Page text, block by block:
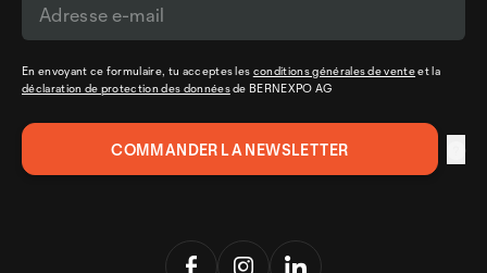
En envoyant ce formulaire, tu acceptes les conditions générales de venteet la
déclaration de protection des donnéesde BERNEXPO AG